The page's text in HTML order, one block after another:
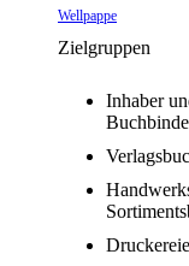
Wellpappe
Zielgruppen
Inhaber